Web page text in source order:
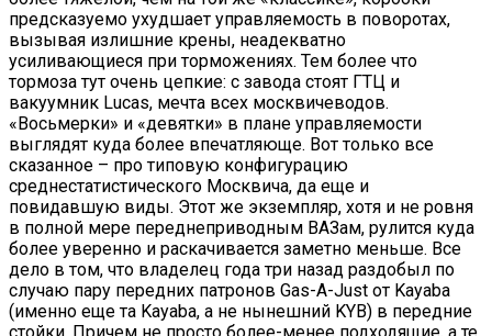
предсказуемо ухудшает управляемость в поворотах,
вызывая излишние крены, неадекватно
усиливающиеся при торможениях. Тем более что
тормоза тут очень цепкие: с завода стоят ГТЦ и
вакуумник Lucas, мечта всех москвичеводов.
«Восьмерки» и «девятки» в плане управляемости
выглядят куда более впечатляюще. Вот только все
сказанное – про типовую конфигурацию
среднестатистического Москвича, да еще и
повидавшую виды. Этот же экземпляр, хотя и не ровня
в полной мере переднеприводным ВАЗам, рулится куда
более уверенно и раскачивается заметно меньше. Все
дело в том, что владелец года три назад раздобыл по
случаю пару передних патронов Gas-A-Just от Kayaba
(именно еще та Kayaba, а не нынешний KYB) в передние
стойки. Причем не просто более-менее подходящие, а те